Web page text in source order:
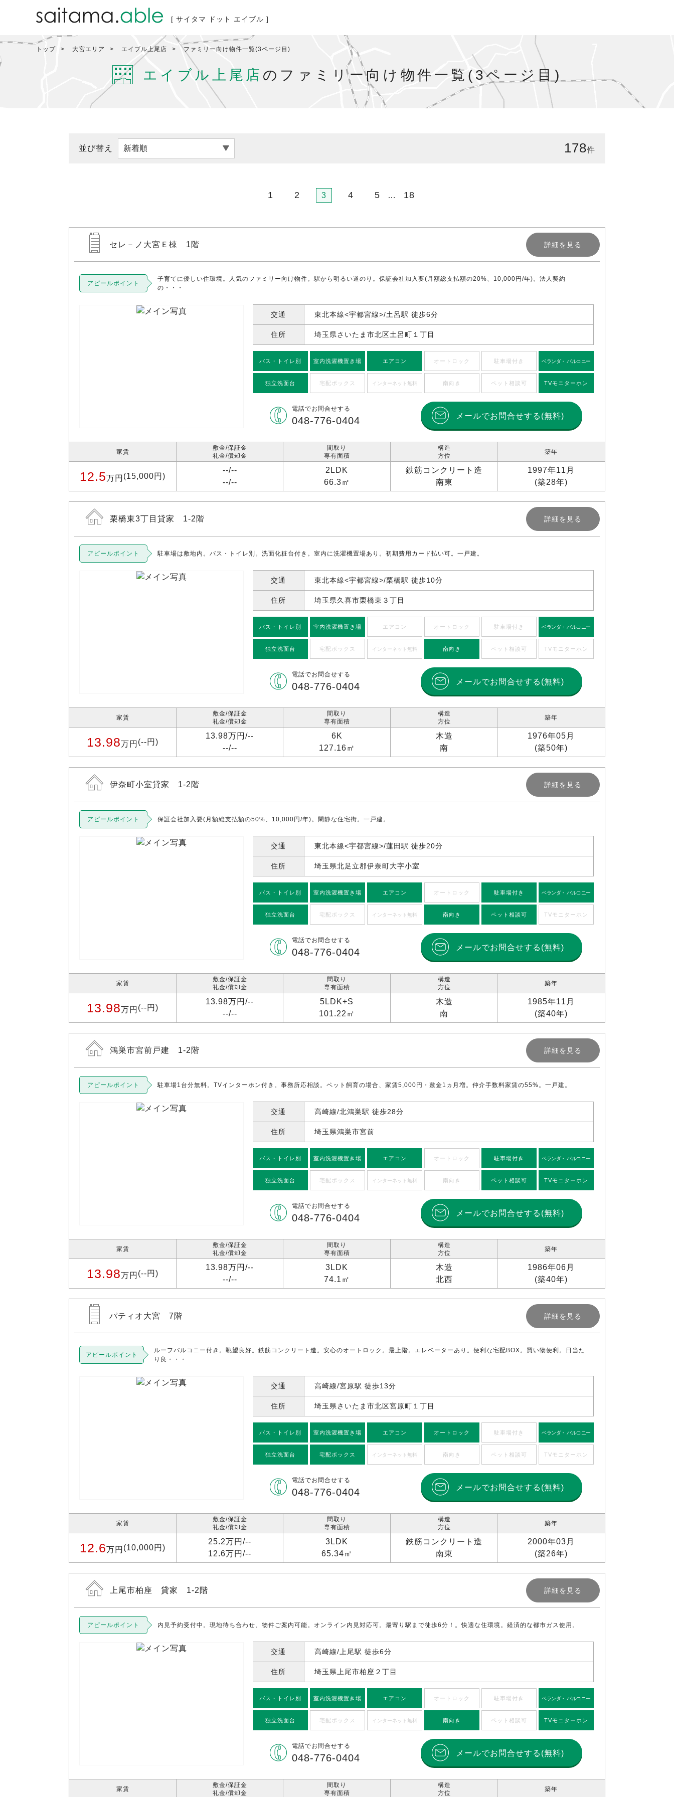
[ サイタマ ドット エイブル ]
トップ 大宮エリア エイブル上尾店 ファミリー向け物件一覧(3ページ目)
エイブル上尾店 のファミリー向け物件一覧(3ページ目)
並び替え 178件
1 2 3 4 5 … 18
セレ－ノ大宮Ｅ棟 1階 詳細を見る
アピールポイント
子育てに優しい住環境。人気のファミリー向け物件。駅から明るい道のり。保証会社加入要(月額総支払額の20%、10,000円/年)。法人契約
の・・・
交通 東北本線<宇都宮線>/土呂駅 徒歩6分
住所 埼玉県さいたま市北区土呂町 １丁目
バス・トイレ別 室内洗濯機置き場 エアコン オートロック 駐車場付き ベランダ・ バルコニー
独立洗面台 宅配ボックス インターネット無料 南向き ペット相談可 TVモニターホン
電話でお問合せする
048-776-0404 メールでお問合せする(無料)
家賃
12.5万円 (15,000円)
敷金/保証金
礼金/償却金
--/--
--/--
間取り
専有面積
2LDK
66.3㎡
構造
方位
鉄筋コンクリート造
南東
築年
1997年11月
(築28年)
栗橋東3丁目貸家 1-2階 詳細を見る
アピールポイント 駐車場は敷地内。バス・トイレ別。洗面化粧台付き。室内に洗濯機置場あり。初期費用カード払い可。一戸建。
交通 東北本線<宇都宮線>/栗橋駅 徒歩10分
住所 埼玉県久喜市栗橋東 ３丁目
バス・トイレ別 室内洗濯機置き場 エアコン オートロック 駐車場付き ベランダ・ バルコニー
独立洗面台 宅配ボックス インターネット無料 南向き ペット相談可 TVモニターホン
電話でお問合せする
048-776-0404 メールでお問合せする(無料)
家賃
13.98万円 (--円)
敷金/保証金
礼金/償却金
13.98万円/--
--/--
間取り
専有面積
6K
127.16㎡
構造
方位
木造
南
築年
1976年05月
(築50年)
伊奈町小室貸家 1-2階 詳細を見る
アピールポイント 保証会社加入要(月額総支払額の50%、10,000円/年)。閑静な住宅街。一戸建。
交通 東北本線<宇都宮線>/蓮田駅 徒歩20分
住所 埼玉県北足立郡伊奈町大字小室
バス・トイレ別 室内洗濯機置き場 エアコン オートロック 駐車場付き ベランダ・ バルコニー
独立洗面台 宅配ボックス インターネット無料 南向き ペット相談可 TVモニターホン
電話でお問合せする
048-776-0404 メールでお問合せする(無料)
家賃
13.98万円 (--円)
敷金/保証金
礼金/償却金
13.98万円/--
--/--
間取り
専有面積
5LDK+S
101.22㎡
構造
方位
木造
南
築年
1985年11月
(築40年)
鴻巣市宮前戸建 1-2階 詳細を見る
アピールポイント 駐車場1台分無料。TVインターホン付き。事務所応相談。ペット飼育の場合、家賃5,000円・敷金1ヵ月増。仲介手数料家賃の55%。一戸建。
交通 高崎線/北鴻巣駅 徒歩28分
住所 埼玉県鴻巣市宮前
バス・トイレ別 室内洗濯機置き場 エアコン オートロック 駐車場付き ベランダ・ バルコニー
独立洗面台 宅配ボックス インターネット無料 南向き ペット相談可 TVモニターホン
電話でお問合せする
048-776-0404 メールでお問合せする(無料)
家賃
13.98万円 (--円)
敷金/保証金
礼金/償却金
13.98万円/--
--/--
間取り
専有面積
3LDK
74.1㎡
構造
方位
木造
北西
築年
1986年06月
(築40年)
パティオ大宮 7階 詳細を見る
アピールポイント
ルーフバルコニー付き。眺望良好。鉄筋コンクリート造。安心のオートロック。最上階。エレベーターあり。便利な宅配BOX。買い物便利。日当た
り良・・・
交通 高崎線/宮原駅 徒歩13分
住所 埼玉県さいたま市北区宮原町 １丁目
バス・トイレ別 室内洗濯機置き場 エアコン オートロック 駐車場付き ベランダ・ バルコニー
独立洗面台 宅配ボックス インターネット無料 南向き ペット相談可 TVモニターホン
電話でお問合せする
048-776-0404 メールでお問合せする(無料)
家賃
12.6万円 (10,000円)
敷金/保証金
礼金/償却金
25.2万円/--
12.6万円/--
間取り
専有面積
3LDK
65.34㎡
構造
方位
鉄筋コンクリート造
南東
築年
2000年03月
(築26年)
上尾市柏座 貸家 1-2階 詳細を見る
アピールポイント 内見予約受付中。現地待ち合わせ、物件ご案内可能。オンライン内見対応可。最寄り駅まで徒歩6分！。快適な住環境。経済的な都市ガス使用。
交通 高崎線/上尾駅 徒歩6分
住所 埼玉県上尾市柏座 ２丁目
バス・トイレ別 室内洗濯機置き場 エアコン オートロック 駐車場付き ベランダ・ バルコニー
独立洗面台 宅配ボックス インターネット無料 南向き ペット相談可 TVモニターホン
電話でお問合せする
048-776-0404 メールでお問合せする(無料)
家賃
敷金/保証金
礼金/償却金
間取り
専有面積
構造
方位
築年